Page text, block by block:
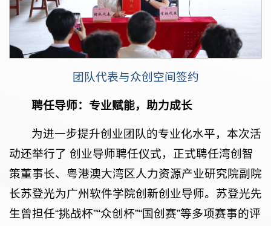
团队代表与众创空间签约
聘任导师：专业赋能，助力成长
为进一步提升创业团队的专业化水平，本次活
动还举行了 创业导师聘任仪式，正式聘任湾创智
策董事长、粤港澳大湾区人力资源产业研究院副院
长苏登光为广州软件学院创新创业导师。苏登光先
生曾担任“挑战杯”“众创杯”“国创赛”等多项赛事的评